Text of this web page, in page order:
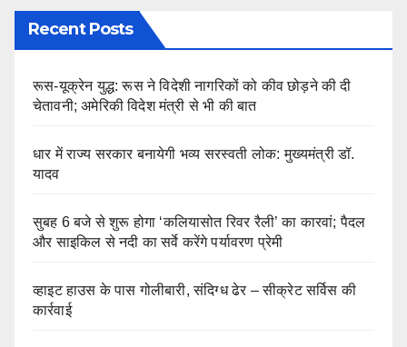
Recent Posts
रूस-यूक्रेन युद्ध: रूस ने विदेशी नागरिकों को कीव छोड़ने की दी
चेतावनी; अमेरिकी विदेश मंत्री से भी की बात
धार में राज्य सरकार बनायेगी भव्य सरस्वती लोक: मुख्यमंत्री डॉ.
यादव
सुबह 6 बजे से शुरू होगा ‘कलियासोत रिवर रैली’ का कारवां; पैदल
और साइकिल से नदी का सर्वे करेंगे पर्यावरण प्रेमी
व्हाइट हाउस के पास गोलीबारी, संदिग्ध ढेर – सीक्रेट सर्विस की
कार्रवाई